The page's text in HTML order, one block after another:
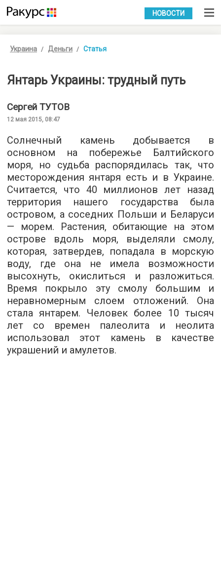
УКР РУС
НОВОСТИ
Украина Деньги Статья
Янтарь Украины: трудный путь
Сергей ТУТОВ
12 мая 2015, 08:47
Солнечный камень добывается в
основном на побережье Балтийского
моря, но судьба распорядилась так, что
месторождения янтаря есть и в Украине.
Считается, что 40 миллионов лет назад
территория нашего государства была
островом, а соседних Польши и Беларуси
— морем. Растения, обитающие на этом
острове вдоль моря, выделяли смолу,
которая, затвердев, попадала в морскую
воду, где она не имела возможности
высохнуть, окислиться и разложиться.
Время покрыло эту смолу большим и
неравномерным слоем отложений. Она
стала янтарем. Человек более 10 тысяч
лет со времен палеолита и неолита
использовал этот камень в качестве
украшений и амулетов.